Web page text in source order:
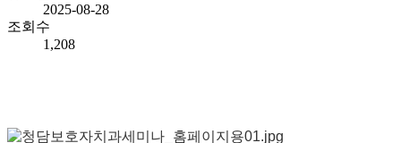
2025-08-28
조회수
1,208